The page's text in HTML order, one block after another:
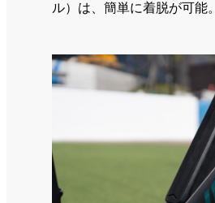
ル）は、簡単に着脱が可能。